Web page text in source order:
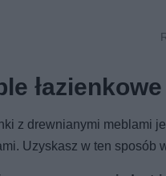
z drewnianymi meblami
Uzyskasz w ten